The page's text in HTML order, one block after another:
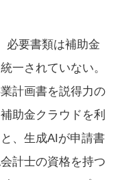
必要書類は補助金
一されていない。
計画書を説得力の
助金クラウドを利
、生成AIが申請書
計士の資格を持つ